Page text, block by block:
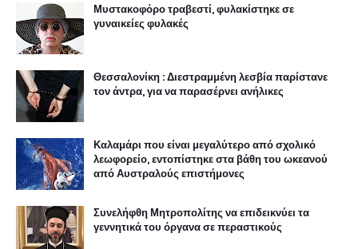
Μυστακοφόρο τραβεστί, φυλακίστηκε σε
γυναικείες φυλακές
Θεσσαλονίκη : Διεστραμμένη λεσβία παρίστανε
τον άντρα, για να παρασέρνει ανήλικες
Καλαμάρι που είναι μεγαλύτερο από σχολικό
λεωφορείο, εντοπίστηκε στα βάθη του ωκεανού
από Αυστραλούς επιστήμονες
Συνελήφθη Μητροπολίτης να επιδεικνύει τα
γεννητικά του όργανα σε περαστικούς